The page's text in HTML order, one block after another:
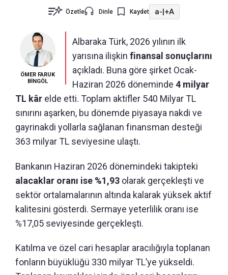
Özetle Dinle Kaydet a-|+A
ÖMER FARUK
BİNGÖL
Albaraka Türk, 2026 yılının ilk
yarısına ilişkin finansal sonuçlarını
açıkladı. Buna göre şirket Ocak-
Haziran 2026 döneminde 4 milyar
TL kâr elde etti. Toplam aktifler 540 Milyar TL
sınırını aşarken, bu dönemde piyasaya nakdi ve
gayrinakdi yollarla sağlanan finansman desteği
363 milyar TL seviyesine ulaştı.
Bankanın Haziran 2026 dönemindeki takipteki
alacaklar oranı ise %1,93 olarak gerçekleşti ve
sektör ortalamalarının altında kalarak yüksek aktif
kalitesini gösterdi. Sermaye yeterlilik oranı ise
%17,05 seviyesinde gerçekleşti.
Katılma ve özel cari hesaplar aracılığıyla toplanan
fonların büyüklüğü 330 milyar TL’ye yükseldi.